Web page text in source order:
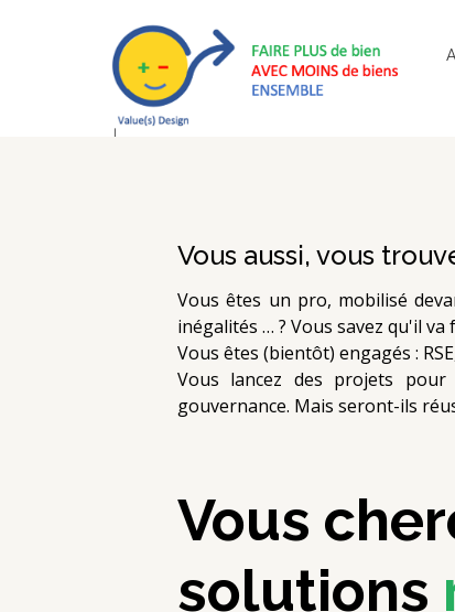
Vous aussi, vous
Vous êtes un pro, mobilisé
inégalités … ? Vous savez qu'il
Vous êtes (bientôt) engagés :
Vous lancez des projets pour
gouvernance. Mais seront-ils
Vous
solutions